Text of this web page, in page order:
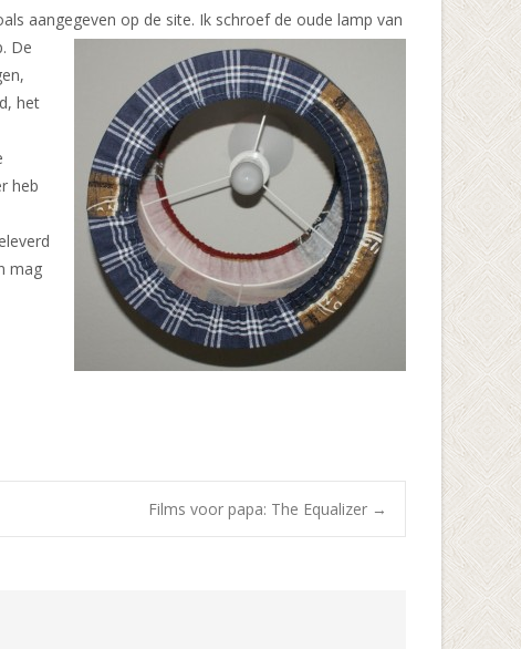
aangegeven op de site. Ik schroef de oude lamp van
De
het
heb
mag
Films voor papa: The Equalizer →